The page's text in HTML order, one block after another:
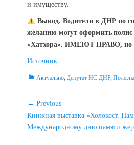
и имуществу.
Вывод. Водители в ДНР по
желанию могут оформить
«Хатхора». ИМЕЮТ ПРАВО,
Источник
Categories
Актуально, Депутат НС ДНР,
Навигация
по
записям
← Previous
Previous
post:
Книжная выставка «Холокост.
Международному дню памяти